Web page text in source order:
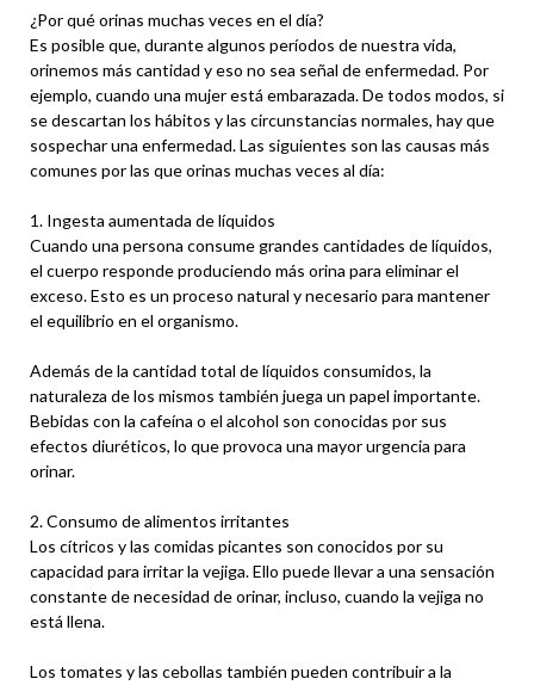
¿Por qué orinas muchas veces en el día?
Es posible que, durante algunos períodos de nuestra vida,
orinemos más cantidad y eso no sea señal de enfermedad. Por
ejemplo, cuando una mujer está embarazada. De todos modos, si
se descartan los hábitos y las circunstancias normales, hay que
sospechar una enfermedad. Las siguientes son las causas más
comunes por las que orinas muchas veces al día:
1. Ingesta aumentada de líquidos
Cuando una persona consume grandes cantidades de líquidos,
el cuerpo responde produciendo más orina para eliminar el
exceso. Esto es un proceso natural y necesario para mantener
el equilibrio en el organismo.
Además de la cantidad total de líquidos consumidos, la
naturaleza de los mismos también juega un papel importante.
Bebidas con la cafeína o el alcohol son conocidas por sus
efectos diuréticos, lo que provoca una mayor urgencia para
orinar.
2. Consumo de alimentos irritantes
Los cítricos y las comidas picantes son conocidos por su
capacidad para irritar la vejiga. Ello puede llevar a una sensación
constante de necesidad de orinar, incluso, cuando la vejiga no
está llena.
Los tomates y las cebollas también pueden contribuir a la